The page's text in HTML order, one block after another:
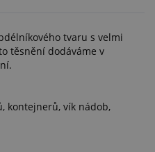
tvaru s velmi
těsnění dodáváme v
kontejnerů, vík nádob,